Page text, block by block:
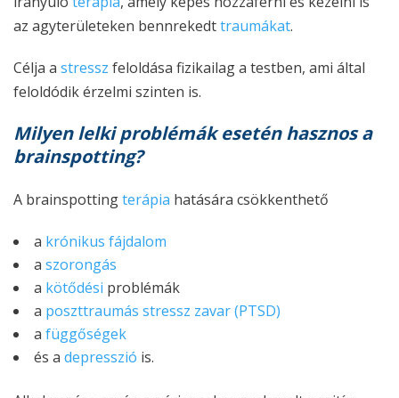
az agyterületeken bennrekedttraumákat.
Célja a stressz feloldása fizikailag a testben, ami által
feloldódik érzelmi szinten is.
Milyen lelki problémák esetén hasznos a
brainspotting?
A brainspottingterápia hatására csökkenthető
a krónikus fájdalom
a szorongás
a kötődési problémák
a poszttraumás stressz zavar (PTSD)
a függőségek
és a depresszió is.